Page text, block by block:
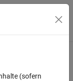
(sofern